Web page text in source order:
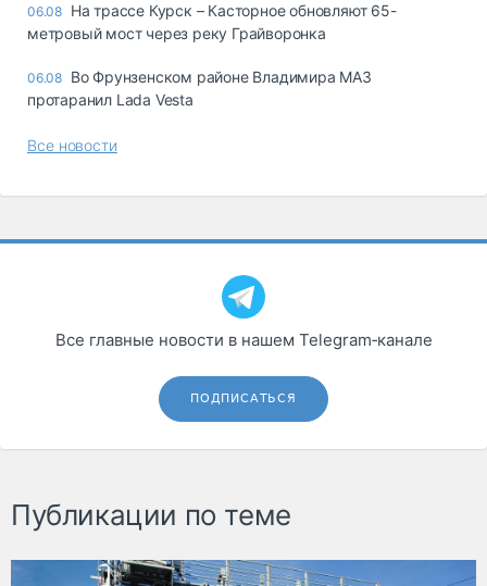
06.08 На трассе Курск – Касторное обновляют 65-
метровый мост через реку Грайворонка
06.08 Во Фрунзенском районе Владимира МАЗ
протаранил Lada Vesta
Все новости
Все главные новости в нашем Telegram‑канале
ПОДПИСАТЬСЯ
Публикации по теме